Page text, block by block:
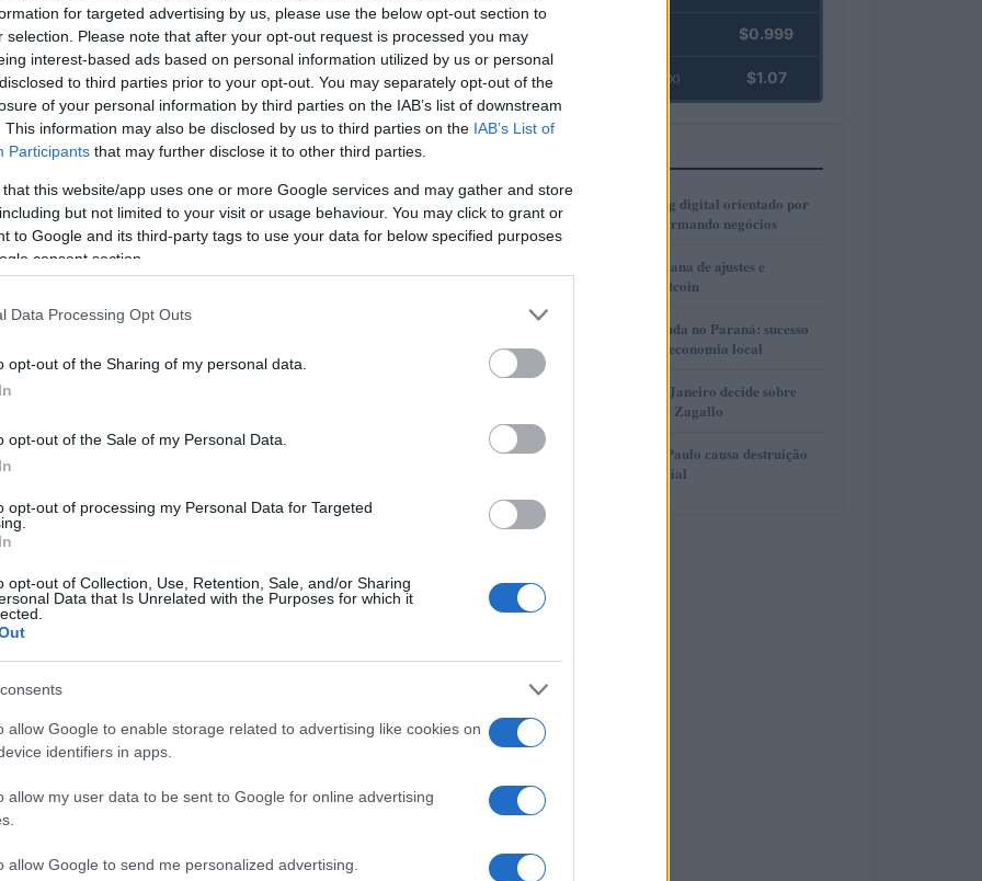
for targeted advertising by us, please use the below opt-out section to
selection. Please note that after your opt-out request is processed you may
interest-based ads based on personal information utilized by us or personal
to third parties prior to your opt-out. You may separately opt-out of the
of your personal information by third parties on the IAB’s list of downstream
This information may also be disclosed by us to third parties on the IAB’s List of
Participants that may further disclose it to other third parties.
that this website/app uses one or more Google services and may gather and store
but not limited to your visit or usage behaviour. You may click to grant or
to Google and its third-party tags to use your data for below specified purposes
consent section.
Data Processing Opt Outs
opt-out of the Sharing of my personal data.
opt-out of the Sale of my Personal Data.
opt-out of processing my Personal Data for Targeted
opt-out of Collection, Use, Retention, Sale, and/or Sharing
Data that Is Unrelated with the Purposes for which it
allow Google to enable storage related to advertising like cookies on
identifiers in apps.
allow my user data to be sent to Google for online advertising
allow Google to send me personalized advertising.
bem-sucedidos
personalidades influentes utilizam essa prática
Já pensou em tentar?
seus horizontes
sua empatia e ajudar a compreender diferentes
O que você está esperando?
a mentalidade
coisas pelas quais você é grato a cada dia. Essa
visão sobre a vida.
$0.999
(USDEX) $1.07
1
Como o marketing digital orientado por
dados está transformando negócios
2
Real e cripto: semana de ajustes e
dominância de Bitcoin
3
Turismo de Lavanda no Paraná: sucesso
que movimenta a economia local
Justiça do Rio de Janeiro decide sobre
divisão de bens de Zagallo
5
Incêndio em São Paulo causa destruição
em centro comercial